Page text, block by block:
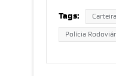
Tags:
Polícia